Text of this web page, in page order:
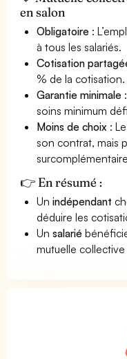
en salon
Obligatoire :
à tous les salariés.
Cotisation
% de la cotisation.
Garantie minimale
soins minimum
Moins de choix :
son contrat, mais
👉 En résumé :
Unindépendant
déduire les
Unsalarié
mutuelle